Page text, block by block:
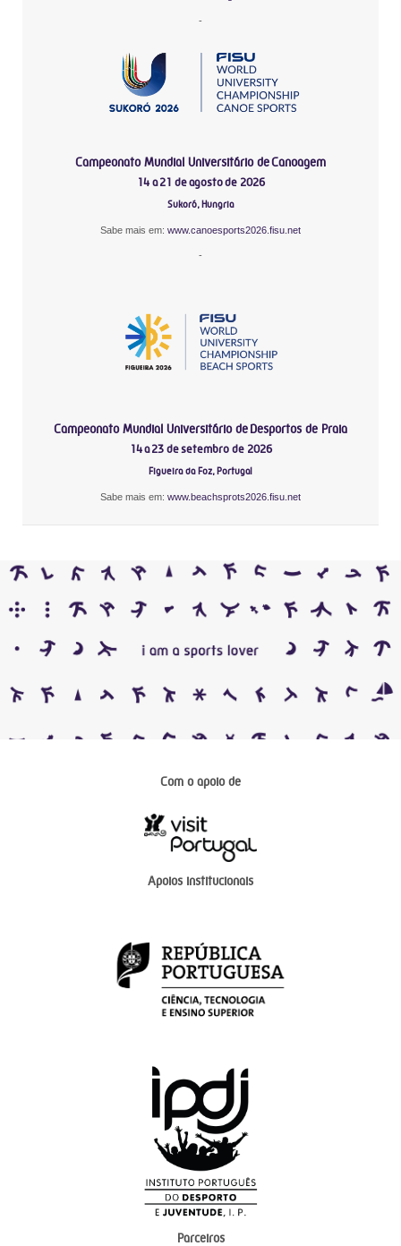
-
Campeonato Mundial Universitário de Canoagem
14 a 21 de agosto de 2026
Sukoró, Hungria
Sabe mais em: www.canoesports2026.fisu.net
-
Campeonato Mundial Universitário de Desportos de Praia
14 a 23 de setembro de 2026
Figueira da Foz, Portugal
Sabe mais em: www.beachsprots2026.fisu.net
Com o apoio de
Apoios institucionais
Parceiros